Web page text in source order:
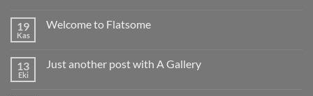
19
Kas
Welcome to Flatsome
to
13
Eki
Just another post with A Gallery